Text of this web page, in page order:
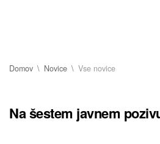
Domov Novice Vse novice
Na šestem javnem